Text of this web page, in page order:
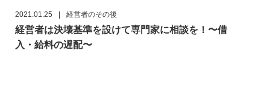
2021.01.25 経営者のその後
経営者は決壊基準を設けて専門家に相談を！〜借
入・給料の遅配〜